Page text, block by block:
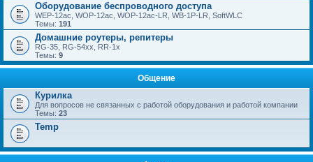
Оборудование беспроводного доступа
WEP-12ac, WOP-12ac, WOP-12ac-LR, WB-1P-LR, SoftWLC
Темы: 191
Домашние роутеры, репитеры
RG-35, RG-54xx, RR-1x
Темы: 9
Общение
Курилка
Для вопросов не связанных с работой оборудования и работой компании
Темы: 23
Temp